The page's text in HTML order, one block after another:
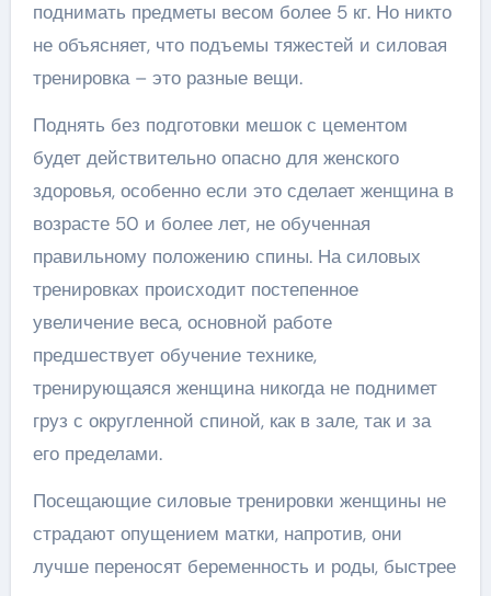
поднимать предметы весом более 5 кг. Но никто
не объясняет, что подъемы тяжестей и силовая
тренировка – это разные вещи.
Поднять без подготовки мешок с цементом
будет действительно опасно для женского
здоровья, особенно если это сделает женщина в
возрасте 50 и более лет, не обученная
правильному положению спины. На силовых
тренировках происходит постепенное
увеличение веса, основной работе
предшествует обучение технике,
тренирующаяся женщина никогда не поднимет
груз с округленной спиной, как в зале, так и за
его пределами.
Посещающие силовые тренировки женщины не
страдают опущением матки, напротив, они
лучше переносят беременность и роды, быстрее